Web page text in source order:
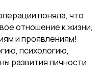
поняла, что
отношение к жизни,
и проявлениям!
психологию,
развития личности.